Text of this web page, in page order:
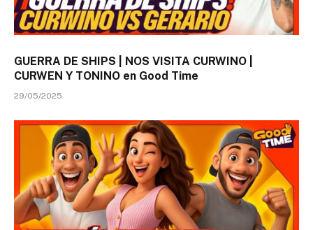
GUERRA DE SHIPS | NOS VISITA CURWINO |
CURWEN Y TONINO en Good Time
29/05/2025